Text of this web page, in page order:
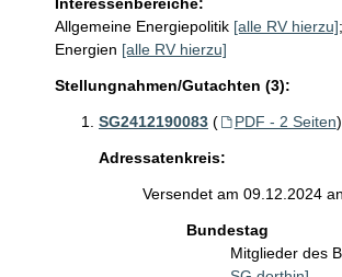
Allgemeine Energiepolitik [alle RV hierzu];
Energien [alle RV hierzu]
Stellungnahmen/Gutachten (3):
SG2412190083 ( PDF - 2 Seiten)
Adressatenkreis:
Versendet am 09.12.2024
Bundestag
Mitglieder des